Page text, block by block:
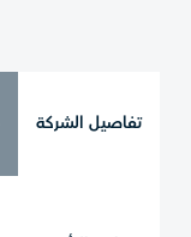
تفاصيل الشركة